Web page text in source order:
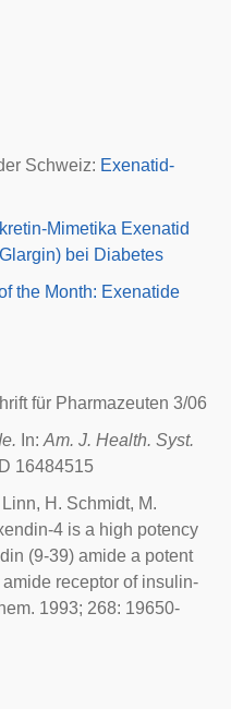
Schweiz: Exenatid-
Mimetika Exenatid
bei Diabetes
the Month: Exenatide
für Pharmazeuten 3/06
In: Am. J. Health. Syst.
16484515
H. Schmidt, M.
4 is a high potency
(9-39) amide a potent
receptor of insulin-
1993; 268: 19650-